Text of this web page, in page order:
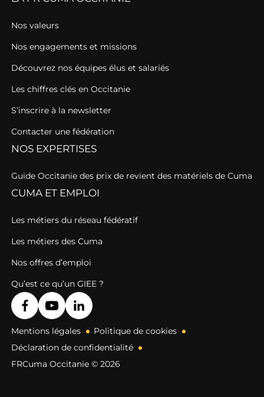
Nos valeurs
Nos engagements et missions
Découvrez nos équipes élus et salariés
Les chiffres clés en Occitanie
S’inscrire à la newsletter
Contacter une fédération
NOS EXPERTISES
Guide Occitanie des prix de revient des matériels de Cuma
CUMA ET EMPLOI
Les métiers du réseau fédératif
Les métiers des Cuma
Nos offres d’emploi
Qu’est ce qu’un GIEE ?
Mentions légales
Politique de cookies
Déclaration de confidentialité
FRCuma Occitanie © 2026